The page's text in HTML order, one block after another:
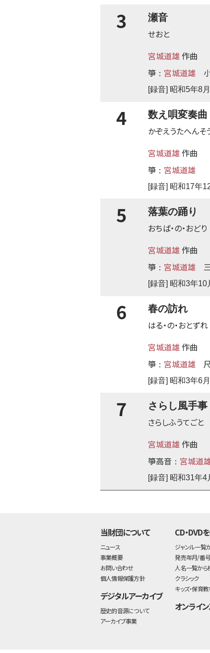
3 瀬音
せおと
宮城道雄作曲
箏 ： 宮城道雄
[録音] 昭和5年8
4 数え唄変奏曲
かぞえうたへんそ
宮城道雄作曲
箏 ： 宮城道雄
[録音] 昭和17年
5 落葉の踊り
おちば・の・おどり
宮城道雄作曲
箏 ： 宮城道雄
[録音] 昭和3年10
6 春の訪れ
はる・の・おとずれ
宮城道雄作曲
箏 ： 宮城道雄
[録音] 昭和3年6
7 さらし風手事
さらしふうてごと
宮城道雄作曲
箏高音 ： 宮城道
[録音] 昭和31年4
当財団について
ニュース
事業概要
お問い合わせ
個人情報保護方針
デジタルアーカイブ
歴史的音源について
アーカイブ事業
CD・DVD
ジャンル一覧
発売年月/番
人名一覧から
クラシック
キッズ・保育
オンライ